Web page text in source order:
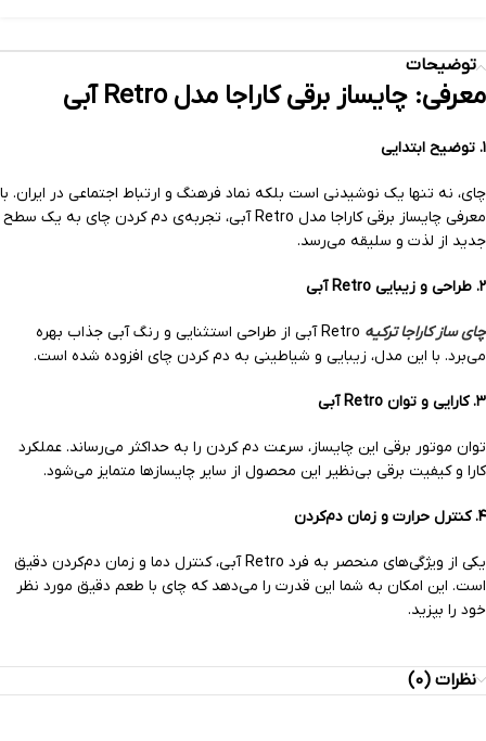
توضیحات
معرفی: چایساز برقی کاراجا مدل Retro آبی
۱. توضیح ابتدایی
چای، نه تنها یک نوشیدنی است بلکه نماد فرهنگ و ارتباط اجتماعی در ایران. با
معرفی چایساز برقی کاراجا مدل Retro آبی، تجربه‌ی دم کردن چای به یک سطح
جدید از لذت و سلیقه می‌رسد.
۲. طراحی و زیبایی Retro آبی
چای ساز کاراجا ترکیه
Retro آبی از طراحی استثنایی و رنگ آبی جذاب بهره
می‌برد. با این مدل، زیبایی و شیاطینی به دم کردن چای افزوده شده است.
۳. کارایی و توان Retro آبی
توان موتور برقی این چایساز، سرعت دم کردن را به حداکثر می‌رساند. عملکرد
کارا و کیفیت برقی بی‌نظیر این محصول از سایر چایسازها متمایز می‌شود.
۴. کنترل حرارت و زمان دم‌کردن
یکی از ویژگی‌های منحصر به فرد Retro آبی، کنترل دما و زمان دم‌کردن دقیق
است. این امکان به شما این قدرت را می‌دهد که چای با طعم دقیق مورد نظر
خود را بپزید.
نظرات (0)